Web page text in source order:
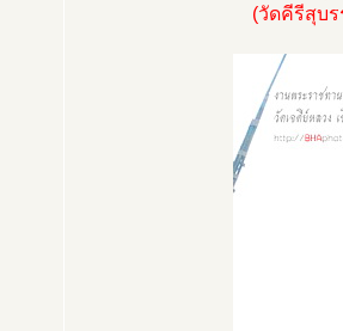
(วัดคีรีสุบ